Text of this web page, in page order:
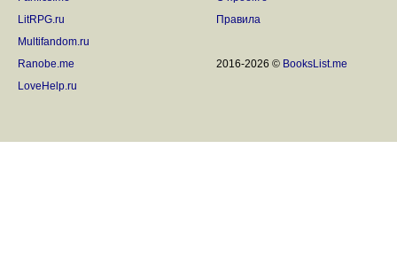
LitRPG.ru
Multifandom.ru
Ranobe.me
LoveHelp.ru
Правила
2016-2026 © BooksList.me